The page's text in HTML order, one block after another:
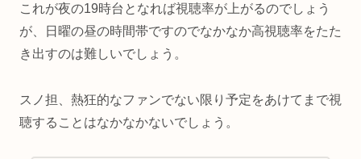
これが夜の19時台となれば視聴率が上がるのでしょう
が、日曜の昼の時間帯ですのでなかなか高視聴率をたた
き出すのは難しいでしょう。
スノ担、熱狂的なファンでない限り予定をあけてまで視
聴することはなかなかないでしょう。